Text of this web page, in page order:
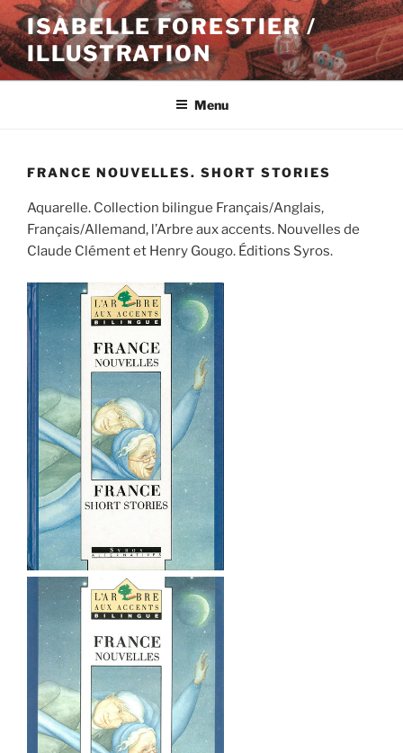
Aller
au
contenu
principal
ISABELLE FORESTIER /
ILLUSTRATION
Menu
FRANCE NOUVELLES. SHORT STORIES
Aquarelle. Collection bilingue Français/Anglais,
Français/Allemand, l’Arbre aux accents. Nouvelles de
Claude Clément et Henry Gougo. Éditions Syros.